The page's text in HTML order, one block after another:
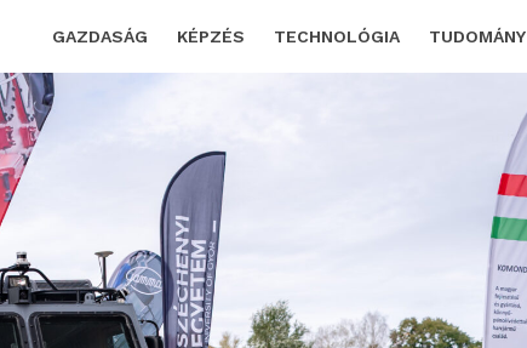
GAZDASÁG KÉPZÉS TECHNOLÓGIA TUDOMÁNY